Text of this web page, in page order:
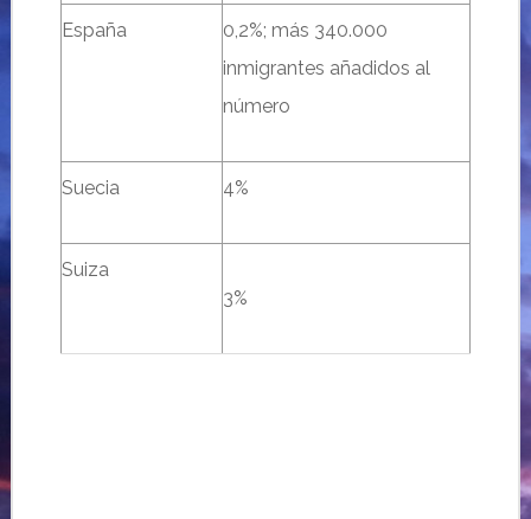
España
0,2%; más 340.000
inmigrantes añadidos al
número
Suecia 4%
Suiza
3%